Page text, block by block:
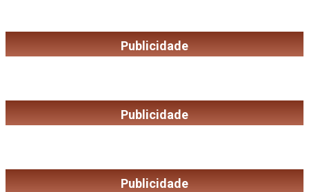
Publicidade
Publicidade
Publicidade